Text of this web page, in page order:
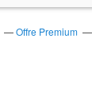
Offre Premium